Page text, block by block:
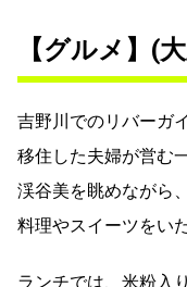
【グルメ】(
吉野川でのリバーガ
移住した夫婦が営む
渓谷美を眺めながら
料理やスイーツをい
ランチでは、米粉入